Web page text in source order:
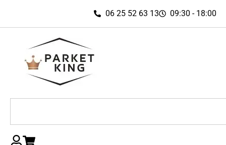
06 25 52 63 13 09:30 - 18:00